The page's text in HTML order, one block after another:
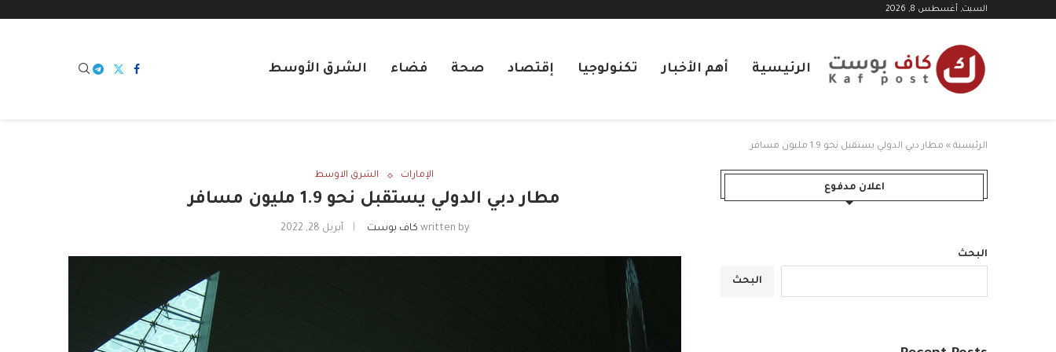
السبت, أغسطس 8, 2026
الرئيسية أهم الأخبار تكنولوجيا إقتصاد صحة فضاء الشرق الأوسط
الرئيسية » مطار دبي الدولي يستقبل نحو 1.9 مليون مسافر
الإمارات الشرق الاوسط
مطار دبي الدولي يستقبل نحو 1.9 مليون مسافر
written by كاف بوست أبريل 28, 2022
اعلان مدفوع
البحث
البحث